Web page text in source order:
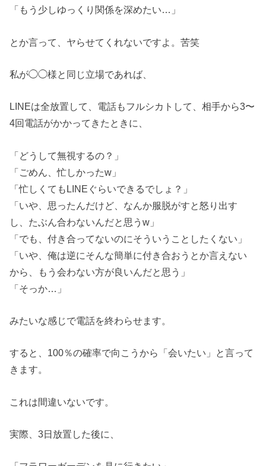
「もう少しゆっくり関係を深めたい…」
とか言って、ヤらせてくれないですよ。苦笑
私が◯◯様と同じ立場であれば、
LINEは全放置して、電話もフルシカトして、相手から3〜
4回電話がかかってきたときに、
「どうして無視するの？」
「ごめん、忙しかったw」
「忙しくてもLINEぐらいできるでしょ？」
「いや、思ったんだけど、なんか服脱がすと怒り出す
し、たぶん合わないんだと思うw」
「でも、付き合ってないのにそういうことしたくない」
「いや、俺は逆にそんな簡単に付き合おうとか言えない
から、もう会わない方が良いんだと思う」
「そっか…」
みたいな感じで電話を終わらせます。
すると、100％の確率で向こうから「会いたい」と言って
きます。
これは間違いないです。
実際、3日放置した後に、